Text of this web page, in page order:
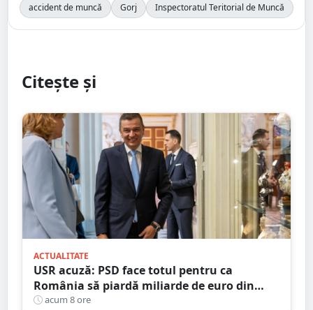
accident de muncă Gorj Inspectoratul Teritorial de Muncă
Citește și
ACTUALITATE
USR acuză: PSD face totul pentru ca
România să piardă miliarde de euro din
PNRR
acum 8 ore